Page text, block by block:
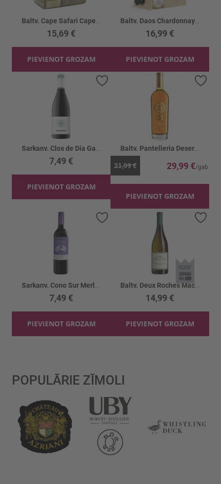
15,69 €
PIEVIENOT GROZAM
16,99 €
PIEVIENOT GROZAM
7,49 €
PIEVIENOT GROZAM
31,99 € 29,99 €
PIEVIENOT GROZAM
7,49 €
PIEVIENOT GROZAM
Pievienot vēlmju sarakstam
14,99 €
PIEVIENOT GROZAM
POPULĀRIE ZĪMOLI